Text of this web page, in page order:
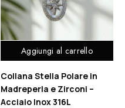
Aggiungi al carrello
Collana Stella Polare in
Madreperla e Zirconi –
Acciaio Inox 316L